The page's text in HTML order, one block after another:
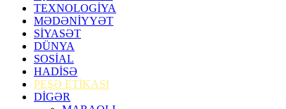
TEXNOLOGİYA
MƏDƏNİYYƏT
SİYASƏT
DÜNYA
SOSİAL
HADİSƏ
PEŞƏ ETİKASI
DİGƏR